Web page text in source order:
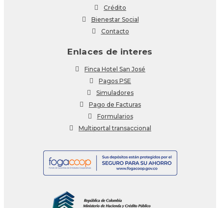
Crédito
Bienestar Social
Contacto
Enlaces de interes
Finca Hotel San José
Pagos PSE
Simuladores
Pago de Facturas
Formularios
Multiportal transaccional